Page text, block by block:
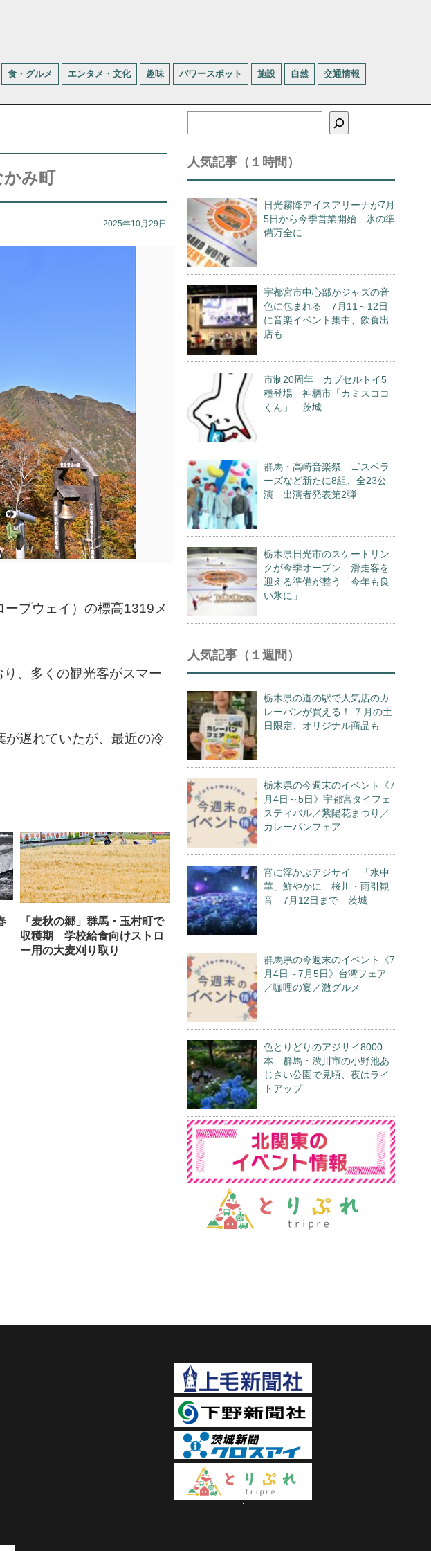
食・グルメ エンタメ・文化 趣味 パワースポット 施設 自然 交通情報
み町
2025年10月29日
プウェイ）の標高1319メ
、多くの観光客がスマー
遅れていたが、最近の冷
「麦秋の郷」群馬・玉村町で
収穫期 学校給食向けストロ
ー用の大麦刈り取り
索
人気記事（１時間）
日光霧降アイスアリーナが7月
5日から今季営業開始 氷の準
備万全に
宇都宮市中心部がジャズの音
色に包まれる 7月11～12日
に音楽イベント集中、飲食出
店も
市制20周年 カプセルトイ5
種登場 神栖市「カミスココ
くん」 茨城
群馬・高崎音楽祭 ゴスペラ
ーズなど新たに8組、全23公
演 出演者発表第2弾
栃木県日光市のスケートリン
クが今季オープン 滑走客を
迎える準備が整う「今年も良
い氷に」
人気記事（１週間）
栃木県の道の駅で人気店のカ
レーパンが買える！ ７月の土
日限定、オリジナル商品も
栃木県の今週末のイベント《7
月4日～5日》宇都宮タイフェ
スティバル／紫陽花まつり／
カレーパンフェア
宵に浮かぶアジサイ 「水中
華」鮮やかに 桜川・雨引観
音 7月12日まで 茨城
群馬県の今週末のイベント《7
月4日～7月5日》台湾フェア
／咖哩の宴／激グルメ
色とりどりのアジサイ8000
本 群馬・渋川市の小野池あ
じさい公園で見頃、夜はライ
トアップ